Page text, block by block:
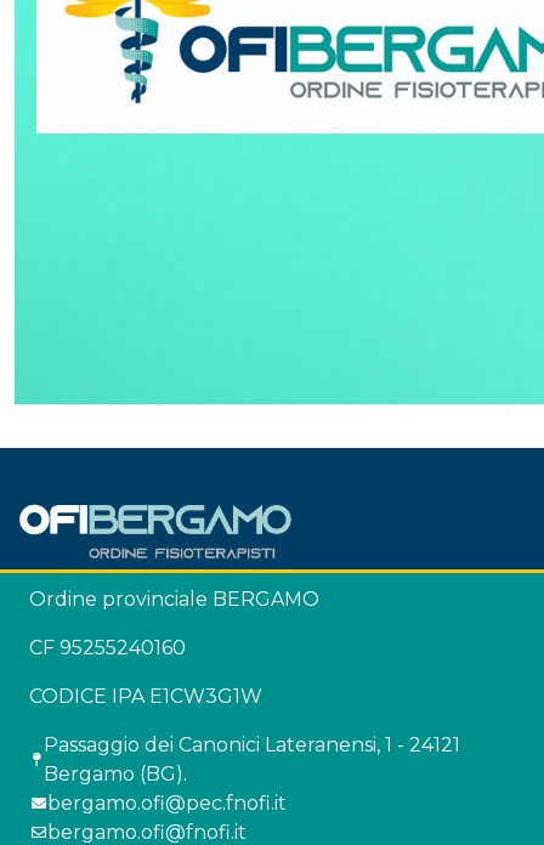
Ordine provinciale BERGAMO
CF 95255240160
CODICE IPA E1CW3G1W
Passaggio dei Canonici Lateranensi, 1 - 24121
Bergamo (BG).
bergamo.ofi@pec.fnofi.it
bergamo.ofi@fnofi.it